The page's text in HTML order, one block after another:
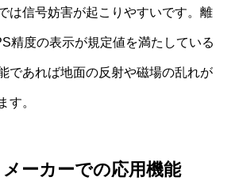
は信号妨害が起こりやすいです。離
精度の表示が規定値を満たしている
であれば地面の反射や磁場の乱れが
す。
ーカーでの応用機能